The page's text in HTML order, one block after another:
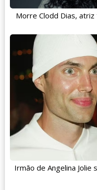
Morre Clodd Dias,
Irmão de Angelina Jolie